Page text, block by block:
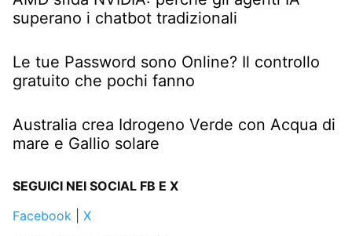
superano i chatbot tradizionali
Le tue Password sono Online? Il controllo
gratuito che pochi fanno
Australia crea Idrogeno Verde con Acqua di
mare e Gallio solare
SEGUICI NEI SOCIAL FB E X
Facebook
X